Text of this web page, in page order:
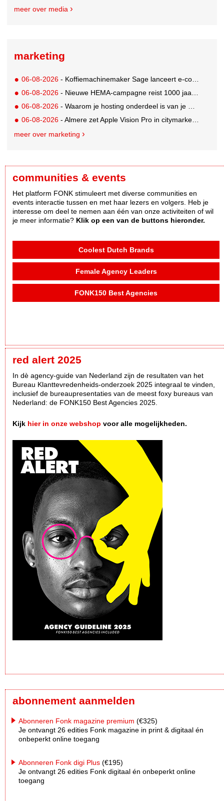
meer over media
marketing
06-08-2026 - Koffiemachinemaker Sage lanceert e-commerceplatform voor koffieliefhebbers
06-08-2026 - Nieuwe HEMA-campagne reist 1000 jaar terug in de tijd naar 'Hemastein'
06-08-2026 - Waarom je hosting onderdeel is van je merkstrategie
06-08-2026 - Almere zet Apple Vision Pro in citymarketing
meer over marketing
communities & events
Het platform FONK stimuleert met diverse communities en
events interactie tussen en met haar lezers en volgers. Heb je
interesse om deel te nemen aan één van onze activiteiten of wil
je meer informatie? Klik op een van de buttons hieronder.
Coolest Dutch Brands
Female Agency Leaders
FONK150 Best Agencies
red alert 2025
In dè agency-guide van Nederland zijn de resultaten van het
Bureau Klanttevredenheids-onderzoek 2025 integraal te vinden,
inclusief de bureaupresentaties van de meest foxy bureaus van
Nederland: de FONK150 Best Agencies 2025.
Kijk hier in onze webshop voor alle mogelijkheden.
abonnement aanmelden
Abonneren Fonk magazine premium (€325)
Je ontvangt 26 edities Fonk magazine in print & digitaal én
onbeperkt online toegang
Abonneren Fonk digi Plus (€195)
Je ontvangt 26 edities Fonk digitaal én onbeperkt online
toegang